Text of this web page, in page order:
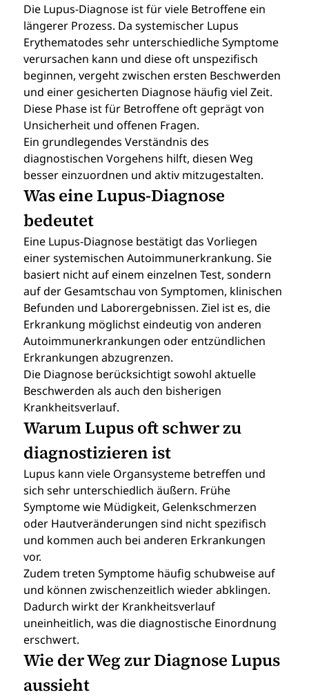
Die Lupus-Diagnose ist für viele Betroffene ein
längerer Prozess. Da systemischer Lupus
Erythematodes sehr unterschiedliche Symptome
verursachen kann und diese oft unspezifisch
beginnen, vergeht zwischen ersten Beschwerden
und einer gesicherten Diagnose häufig viel Zeit.
Diese Phase ist für Betroffene oft geprägt von
Unsicherheit und offenen Fragen.
Ein grundlegendes Verständnis des
diagnostischen Vorgehens hilft, diesen Weg
besser einzuordnen und aktiv mitzugestalten.
Was eine Lupus-Diagnose
bedeutet
Eine Lupus-Diagnose bestätigt das Vorliegen
einer systemischen Autoimmunerkrankung. Sie
basiert nicht auf einem einzelnen Test, sondern
auf der Gesamtschau von Symptomen, klinischen
Befunden und Laborergebnissen. Ziel ist es, die
Erkrankung möglichst eindeutig von anderen
Autoimmunerkrankungen oder entzündlichen
Erkrankungen abzugrenzen.
Die Diagnose berücksichtigt sowohl aktuelle
Beschwerden als auch den bisherigen
Krankheitsverlauf.
Warum Lupus oft schwer zu
diagnostizieren ist
Lupus kann viele Organsysteme betreffen und
sich sehr unterschiedlich äußern. Frühe
Symptome wie Müdigkeit, Gelenkschmerzen
oder Hautveränderungen sind nicht spezifisch
und kommen auch bei anderen Erkrankungen
vor.
Zudem treten Symptome häufig schubweise auf
und können zwischenzeitlich wieder abklingen.
Dadurch wirkt der Krankheitsverlauf
uneinheitlich, was die diagnostische Einordnung
erschwert.
Wie der Weg zur Diagnose Lupus
aussieht